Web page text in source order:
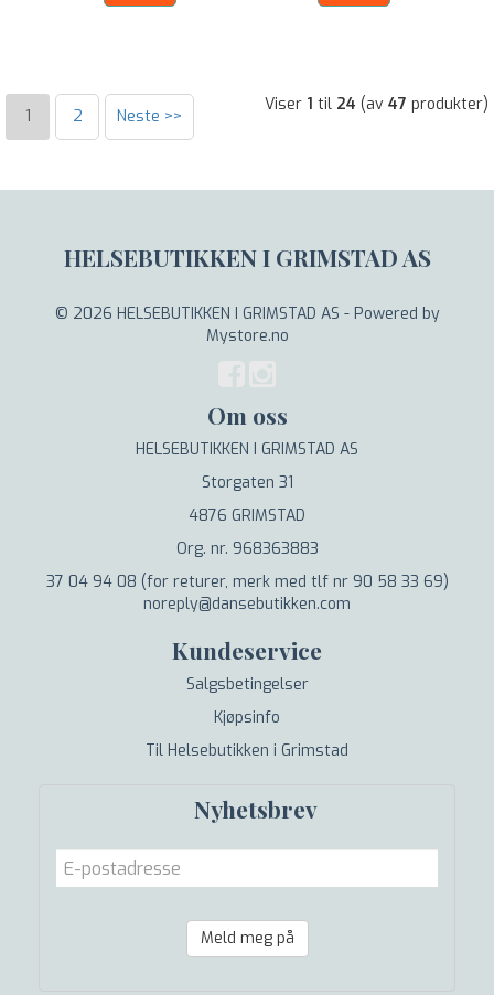
1 2 Neste >>
Viser 1 til 24 (av 47 produkter)
HELSEBUTIKKEN I GRIMSTAD AS
© 2026 HELSEBUTIKKEN I GRIMSTAD AS - Powered by
Mystore.no
Om oss
HELSEBUTIKKEN I GRIMSTAD AS
Storgaten 31
4876 GRIMSTAD
Org. nr. 968363883
37 04 94 08 (for returer, merk med tlf nr 90 58 33 69)
noreply@dansebutikken.com
Kundeservice
Salgsbetingelser
Kjøpsinfo
Til Helsebutikken i Grimstad
Nyhetsbrev
Meld meg på